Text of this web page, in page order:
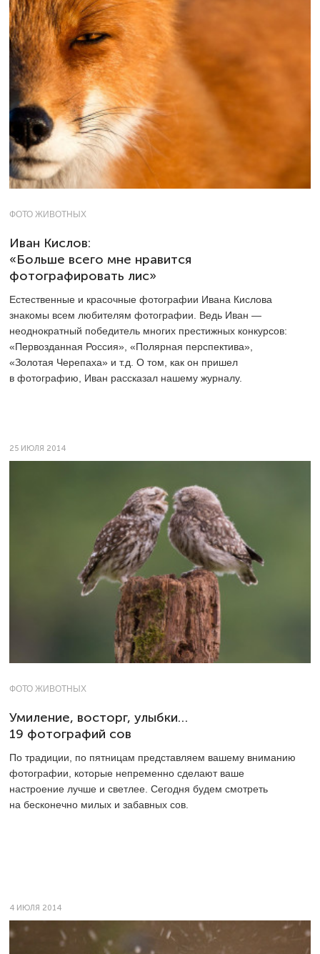
ФОТО ЖИВОТНЫХ
Иван Кислов:
«Больше всего мне нравится
фотографировать лис»
Естественные и красочные фотографии Ивана Кислова
знакомы всем любителям фотографии. Ведь Иван —
неоднократный победитель многих престижных конкурсов:
«Первозданная Россия», «Полярная перспектива»,
«Золотая Черепаха» и т.д. О том, как он пришел
в фотографию, Иван рассказал нашему журналу.
25 ИЮЛЯ 2014
ФОТО ЖИВОТНЫХ
Умиление, восторг, улыбки…
19 фотографий сов
По традиции, по пятницам представляем вашему вниманию
фотографии, которые непременно сделают ваше
настроение лучше и светлее. Сегодня будем смотреть
на бесконечно милых и забавных сов.
4 ИЮЛЯ 2014